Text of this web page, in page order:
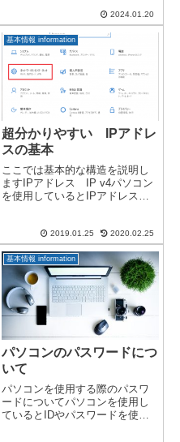
具合があります。複数のパソコ
ンを使用していますが、現時点
で Windows11 のパソコン1台の
み確認していま...
2024.01.20
基本情報 information
超分かりやすい IPアドレ
スの基本
ここでは基本的な構造を説明し
ますIPアドレス IP v4パソコン
を使用しているとIPアドレスと
要になります。ところが一言で
IPアドレスといっても大きく2種
類あります。IPアドレスグロ...
2019.01.25 2020.02.25
基本情報 information
パソコンのパスワードにつ
いて
パソコンを使用する際のパスワ
ードについてパソコンを使用し
ているとIDやパスワードを使用